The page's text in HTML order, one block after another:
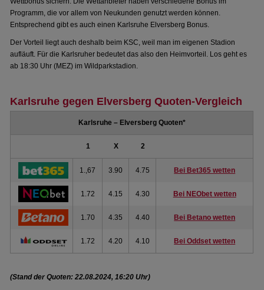
Programm, die vor allem von Neukunden genutzt werden können.
Entsprechend gibt es auch einen Karlsruhe Elversberg Bonus.
Der Vorteil liegt auch deshalb beim KSC, weil man im eigenen Stadion
aufläuft. Für die Karlsruher bedeutet das also den Heimvorteil. Los geht es
ab 18:30 Uhr (MEZ) im Wildparkstadion.
Karlsruhe gegen Elversberg Quoten-Vergleich
Karlsruhe – Elversberg Quoten*
1 X 2
1.,67 3.90 4.75 Bei Bet365 wetten
1.72 4.15 4.30 Bei NEObet wetten
1.70 4.35 4.40 Bei Betano wetten
1.72 4.20 4.10 Bei Oddset wetten
(Stand der Quoten: 22.08.2024, 16:20 Uhr)